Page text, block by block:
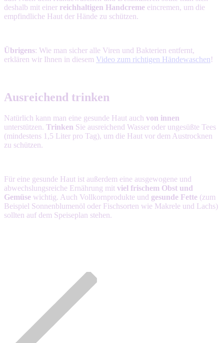
deshalb mit einer reichhaltigen Handcreme eincremen, um die
empfindliche Haut der Hände zu schützen.
Übrigens: Wie man sicher alle Viren und Bakterien entfernt,
erklären wir Ihnen in diesem Video zum richtigen Händewaschen!
Ausreichend trinken
Natürlich kann man eine gesunde Haut auch von innen
unterstützen. Trinken Sie ausreichend Wasser oder ungesüßte Tees
(mindestens 1,5 Liter pro Tag), um die Haut vor dem Austrocknen
zu schützen.
Für eine gesunde Haut ist außerdem eine ausgewogene und
abwechslungsreiche Ernährung mit viel frischem Obst und
Gemüse wichtig. Auch Vollkornprodukte und gesunde Fette (zum
Beispiel Sonnenblumenöl oder Fischsorten wie Makrele und Lachs)
sollten auf dem Speiseplan stehen.